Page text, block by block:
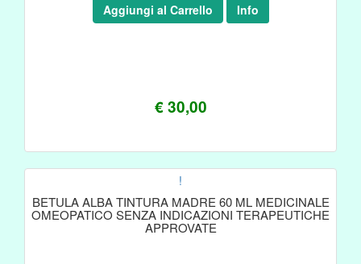
€ 30,00
Aggiungi al Carrello Info
!
BETULA ALBA TINTURA MADRE 60 ML MEDICINALE
OMEOPATICO SENZA INDICAZIONI TERAPEUTICHE
APPROVATE